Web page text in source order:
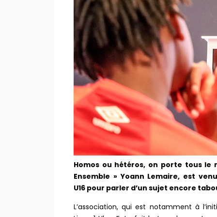
Homos ou hétéros, on porte tous le
Ensemble » Yoann Lemaire, est
U16 pour parler d’un sujet encore
L’association, qui est notamment à